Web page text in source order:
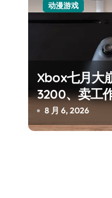
动漫游戏
Xbox七月大
3200、卖工
瘫了，微软这
8 月 6, 2026
从
开
7 月